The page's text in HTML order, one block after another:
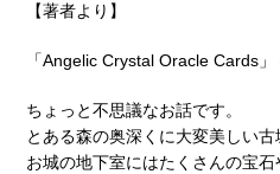
【著者より】
「Angelic Crystal Oracle Cards
ちょっと不思議なお話です。
とある森の奥深くに大変美しい古
お城の地下室にはたくさんの宝石